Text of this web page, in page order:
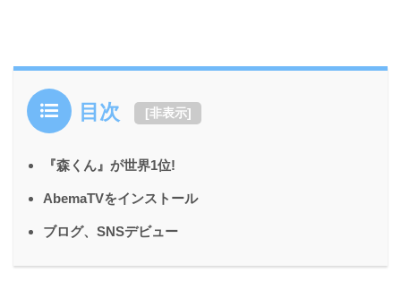
目次 [非表示]
『森くん』が世界1位!
AbemaTVをインストール
ブログ、SNSデビュー